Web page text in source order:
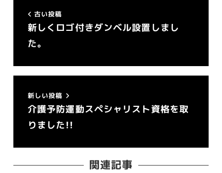
古い投稿
新しくロゴ付きダンベル設置しまし
た。
新しい投稿
介護予防運動スペシャリスト資格を取
りました!!
関連記事